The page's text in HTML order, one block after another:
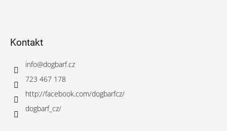
Kontakt
info@dogbarf.cz
723 467 178
http://facebook.com/dogbarfcz/
dogbarf_cz/